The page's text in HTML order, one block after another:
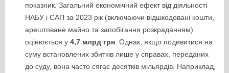
показник. Загальний економічний ефект від діяльності
НАБУ і САП за 2023 рік (включаючи відшкодовані кошти,
арештоване майно та запобігання розкраданням)
оцінюється у 4,7 млрд грн. Однак, якщо подивитися на
суму встановлених збитків лише у справах, переданих
до суду, вона часто сягає десятків мільярдів. Наприклад,